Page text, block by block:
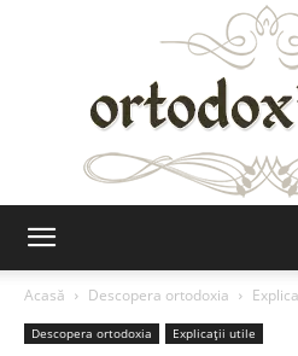
Acasă
Descopera ortodoxia
Descopera ortodoxia Explicații utile